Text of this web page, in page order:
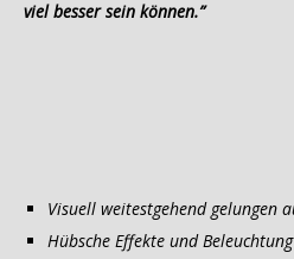
viel besser sein können.”
Visuell weitestgehend gelungen
Hübsche Effekte und Beleuchtung